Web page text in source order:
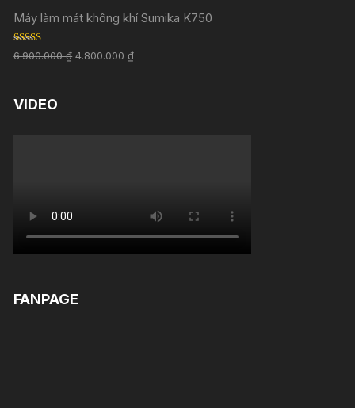
Máy làm mát không khí Sumika K750
Rated 5.00
out of 5
6.900.000₫ 4.800.000₫
VIDEO
FANPAGE